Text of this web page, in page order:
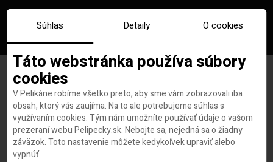
Značka:salzburg
Súhlas Detaily O cookies
Táto webstránka používa súbory
cookies
V Pelikáne robíme všetko preto, aby sme vám zobrazovali iba
obsah, ktorý vás zaujíma. Na to ale potrebujeme súhlas s
využívaním cookies. Tým nám umožníte používať údaje o vašom
prezeraní webu Pelipecky.sk. Nebojte sa, nejedná sa o žiadny
záväzok. Toto nastavenie môžete kedykoľvek upraviť alebo
vypnúť.